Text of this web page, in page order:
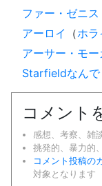
ファー・ゼニス
アーロイ
（ホ
アーサー・モー
Starfieldなんで
コメント
感想、考察、雑
挑発的、暴力的
コメント投稿の
対象となります